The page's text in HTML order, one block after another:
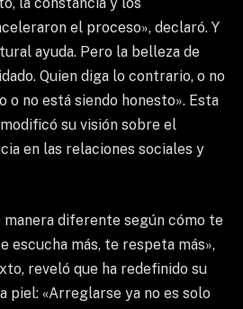
la constancia y los
el proceso», declaró. Y
ayuda. Pero la belleza de
Quien diga lo contrario, o no
o no está siendo honesto». Esta
su visión sobre el
en las relaciones sociales y
diferente según cómo te
escucha más, te respeta más»,
reveló que ha redefinido su
piel: «Arreglarse ya no es solo